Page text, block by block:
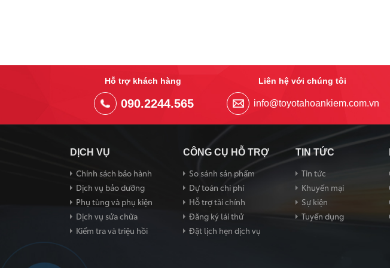
Hỗ trợ khách hàng
090.2244.565
Liên hệ với chúng tôi
info@toyotahoankiem.com.vn
DỊCH VỤ
Chính sách bảo hành
Dịch vụ bảo dưỡng
Phụ tùng và phụ kiện
Dịch vụ sửa chữa
Kiểm tra và triệu hồi
CÔNG CỤ HỖ TRỢ
So sánh sản phẩm
Dự toán chi phí
Hỗ trợ tài chính
Đăng ký lái thử
Đặt lịch hẹn dịch vụ
TIN TỨC
Tin tức
Khuyến mại
Sự kiện
Tuyển dụng